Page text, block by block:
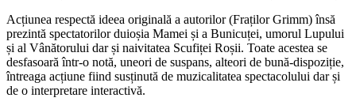
Acțiunea respectă ideea originală a autorilor (Fraților Grimm) însă
prezintă spectatorilor duioșia Mamei și a Bunicuței, umorul Lupului
și al Vânătorului dar și naivitatea Scufiței Roșii. Toate acestea se
desfasoară într-o notă, uneori de suspans, alteori de bună-dispoziție,
întreaga acțiune fiind susținută de muzicalitatea spectacolului dar și
de o interpretare interactivă.